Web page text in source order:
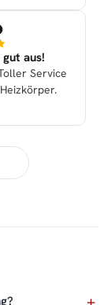
aus!
Service